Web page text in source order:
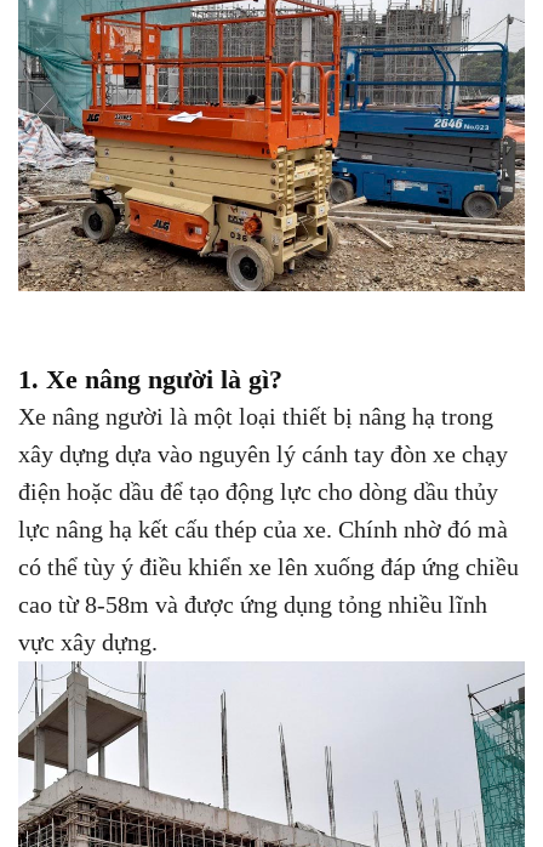
1. Xe nâng người là gì?
Xe nâng người là một loại thiết bị nâng hạ trong
xây dựng dựa vào nguyên lý cánh tay đòn xe chạy
điện hoặc dầu để tạo động lực cho dòng dầu thủy
lực nâng hạ kết cấu thép của xe. Chính nhờ đó mà
có thể tùy ý điều khiển xe lên xuống đáp ứng chiều
cao từ 8-58m và được ứng dụng tỏng nhiều lĩnh
vực xây dựng.